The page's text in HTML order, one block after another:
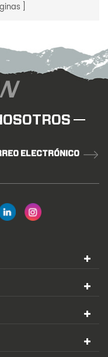
ELECTRÓNICO